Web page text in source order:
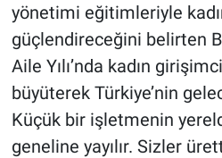
yönetimi eğitimleriyle
güçlendireceğini belirten
Aile Yılı’nda kadın
büyüterek Türkiye’nin
Küçük bir işletmenin
geneline yayılır. Sizler